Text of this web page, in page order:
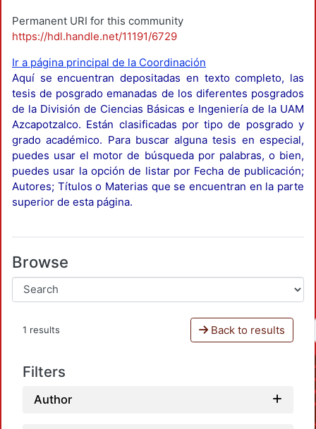
Permanent URI for this community
https://hdl.handle.net/11191/6729
Ir a página principal de la Coordinación
Aquí se encuentran depositadas en texto completo, las
tesis de posgrado emanadas de los diferentes posgrados
de la División de Ciencias Básicas e Ingeniería de la UAM
Azcapotzalco. Están clasificadas por tipo de posgrado y
grado académico. Para buscar alguna tesis en especial,
puedes usar el motor de búsqueda por palabras, o bien,
puedes usar la opción de listar por Fecha de publicación;
Autores; Títulos o Materias que se encuentran en la parte
superior de esta página.
Browse
1 results Back to results
Filters
Author